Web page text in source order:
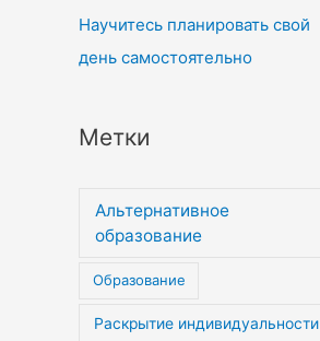
Научитесь планировать свой
день самостоятельно
Метки
Альтернативное
образование
Образование
Раскрытие индивидуальности